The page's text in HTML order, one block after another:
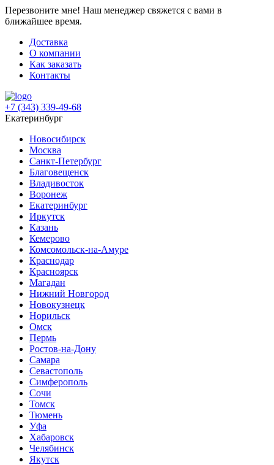
Перезвоните мне! Наш менеджер свяжется с вами в
ближайшее время.
Доставка
О компании
Как заказать
Контакты
+7 (343) 339-49-68
Екатеринбург
Новосибирск
Москва
Санкт-Петербург
Благовещенск
Владивосток
Воронеж
Екатеринбург
Иркутск
Казань
Кемерово
Комсомольск-на-Амуре
Краснодар
Красноярск
Магадан
Нижний Новгород
Новокузнецк
Норильск
Омск
Пермь
Ростов-на-Дону
Самара
Севастополь
Симферополь
Сочи
Томск
Тюмень
Уфа
Хабаровск
Челябинск
Якутск